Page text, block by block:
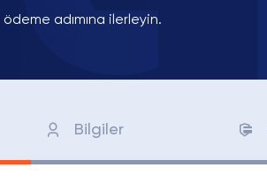
adımına ilerleyin.
Bilgiler